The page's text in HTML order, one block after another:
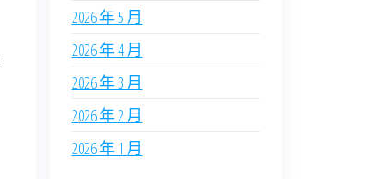
2026 年 5 月
2026 年 4 月
2026 年 3 月
2026 年 2 月
2026 年 1 月